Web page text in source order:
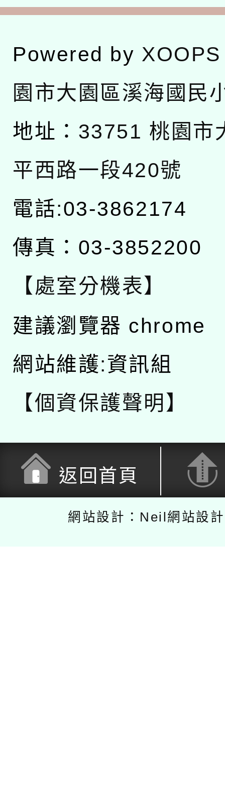
Powered by XOOPS
園市大園區溪海國民
地址： 33751 桃園市
平西路一段420號
電話:03-3862174
傳真：03-3852200
【處室分機表】
建議瀏覽器 chrome
網站維護:資訊組
【個資保護聲明】
返回首頁
網站設計：Neil網站設